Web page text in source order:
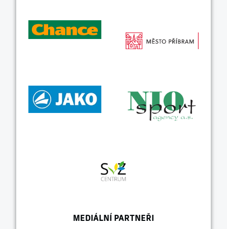
MEDIÁLNÍ PARTNEŘI